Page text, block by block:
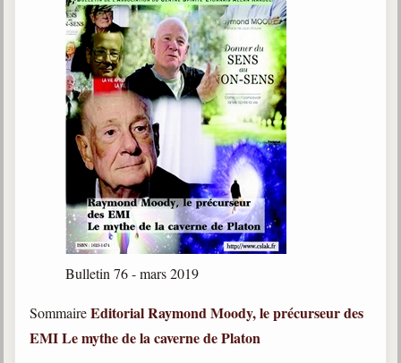
Bulletin 76 - mars 2019
SommaireEditorialRaymond Moody, le précurseur des
EMILe mythe de la caverne de Platon